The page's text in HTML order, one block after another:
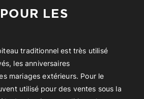
LES
traditionnel est très utilisé
les anniversaires
mariages extérieurs. Pour le
utilisé pour des ventes sous la